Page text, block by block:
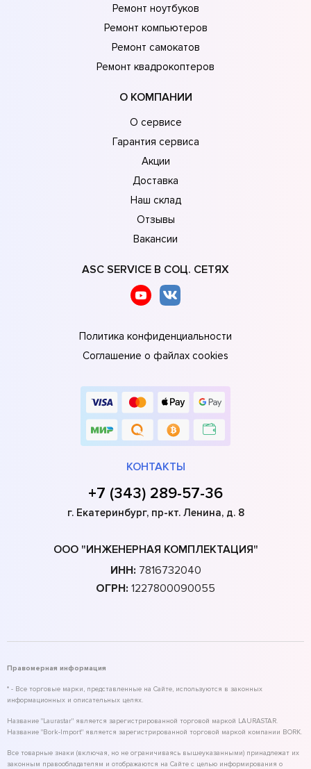
Ремонт ноутбуков
Ремонт компьютеров
Ремонт самокатов
Ремонт квадрокоптеров
О КОМПАНИИ
О сервисе
Гарантия сервиса
Акции
Доставка
Наш склад
Отзывы
Вакансии
ASC SERVICE В СОЦ. СЕТЯХ
Политика конфиденциальности
Соглашение о файлах cookies
КОНТАКТЫ
+7 (343) 289-57-36
г. Екатеринбург, пр-кт. Ленина, д. 8
ООО "ИНЖЕНЕРНАЯ КОМПЛЕКТАЦИЯ"
ИНН: 7816732040
ОГРН: 1227800090055
Правомерная информация
* - Все торговые марки, представленные на Сайте, используются в законных
информационных и описательных целях.
Название "Laurastar" является зарегистрированной торговой маркой LAURASTAR.
Название "Bork-Import" является зарегистрированной торговой маркой компании BORK.
Все товарные знаки (включая, но не ограничиваясь вышеуказанными) принадлежат их
законным правообладателям и отображаются на Сайте с целью информирования о